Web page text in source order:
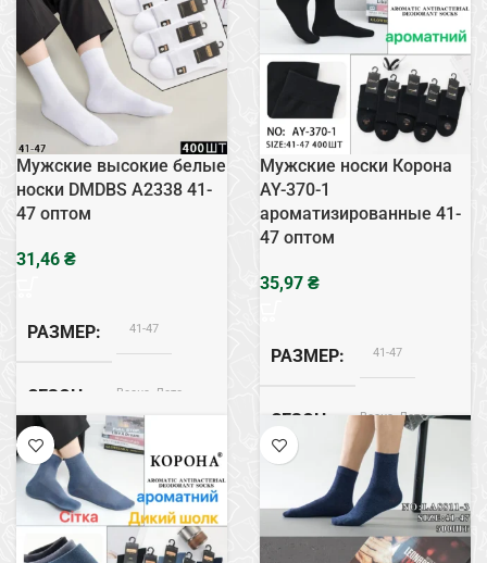
СОСТАВ Хлопок СОСТАВ Хлопок
Белый
Мужские высокие белые
носки DMDBS A2338 41-
47 оптом
₴
РАЗМЕР 41-47
СЕЗОН Весна, Лето
СОСТАВ Хлопок
ЦВЕТ Белый
Мужские носки Корона
AY-370-1
ароматизированные 41-
47 оптом
₴
РАЗМЕР 41-47
СЕЗОН Весна, Лето
СОСТАВ Хлопок
ЦВЕТ Черный